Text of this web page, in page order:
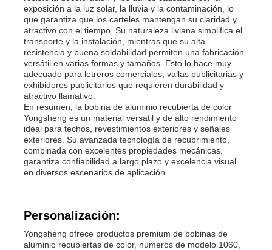
exposición a la luz solar, la lluvia y la contaminación, lo
que garantiza que los carteles mantengan su claridad y
atractivo con el tiempo. Su naturaleza liviana simplifica el
transporte y la instalación, mientras que su alta
resistencia y buena soldabilidad permiten una fabricación
versátil en varias formas y tamaños. Esto lo hace muy
adecuado para letreros comerciales, vallas publicitarias y
exhibidores publicitarios que requieren durabilidad y
atractivo llamativo.
En resumen, la bobina de aluminio recubierta de color
Yongsheng es un material versátil y de alto rendimiento
ideal para techos, revestimientos exteriores y señales
exteriores. Su avanzada tecnología de recubrimiento,
combinada con excelentes propiedades mecánicas,
garantiza confiabilidad a largo plazo y excelencia visual
en diversos escenarios de aplicación.
Personalización:
Yongsheng ofrece productos premium de bobinas de
aluminio recubiertas de color, números de modelo 1060,